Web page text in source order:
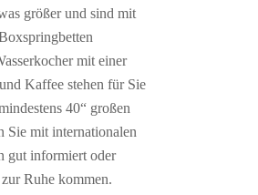
größer und sind mit
mit einer
Kaffee stehen für Sie
40“ großen
Sie mit internationalen
gut informiert oder
Ruhe kommen.